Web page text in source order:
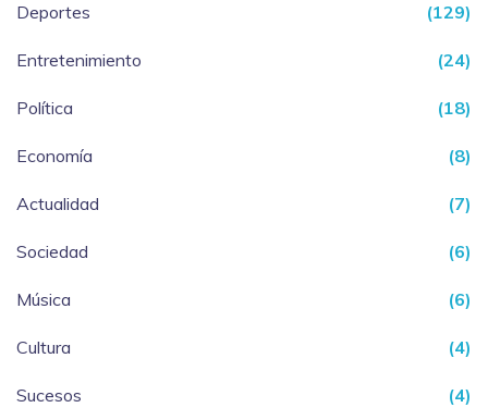
Deportes (129)
Entretenimiento (24)
Política (18)
Economía (8)
Actualidad (7)
Sociedad (6)
Música (6)
Cultura (4)
Sucesos (4)